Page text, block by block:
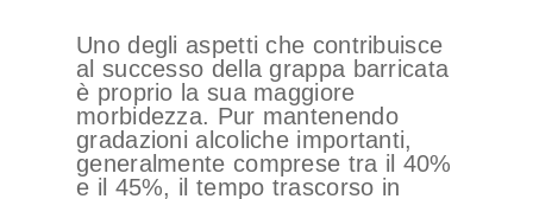
Uno degli aspetti che contribuisce
al successo della grappa barricata
è proprio la sua maggiore
morbidezza. Pur mantenendo
gradazioni alcoliche importanti,
generalmente comprese tra il 40%
e il 45%, il tempo trascorso in